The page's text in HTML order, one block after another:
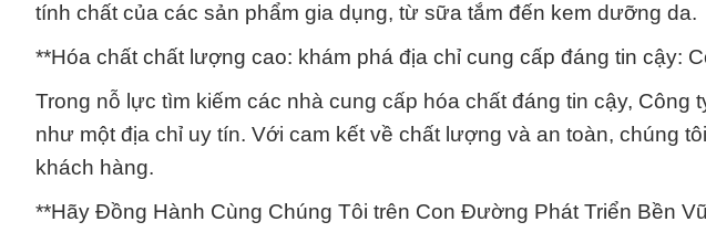
tính chất của các sản phẩm gia dụng, từ sữa tắm đến kem dưỡng da.
**Hóa chất chất lượng cao: khám phá địa chỉ cung cấp đáng tin cậy:
Trong nỗ lực tìm kiếm các nhà cung cấp hóa chất đáng tin cậy, Công
như một địa chỉ uy tín. Với cam kết về chất lượng và an toàn, chúng
khách hàng.
**Hãy Đồng Hành Cùng Chúng Tôi trên Con Đường Phát Triển Bền